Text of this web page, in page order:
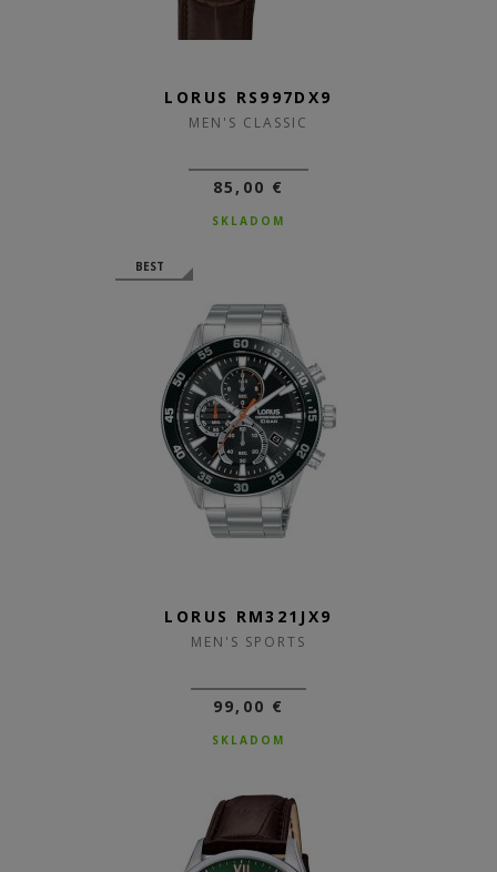
LORUS RS997DX9
MEN'S CLASSIC
85,00 €
SKLADOM
BEST
LORUS RM321JX9
MEN'S SPORTS
99,00 €
SKLADOM